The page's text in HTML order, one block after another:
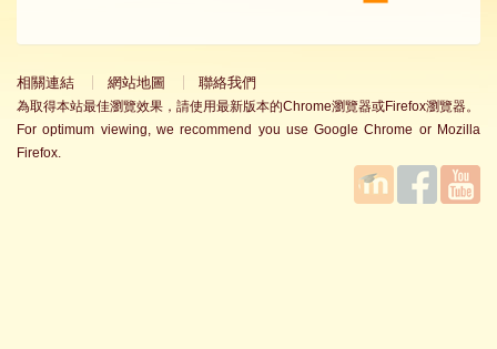
相關連結 網站地圖 聯絡我們
為取得本站最佳瀏覽效果，請使用最新版本的Chrome瀏覽器或Firefox瀏覽器。
For optimum viewing, we recommend you use Google Chrome or Mozilla
Firefox.